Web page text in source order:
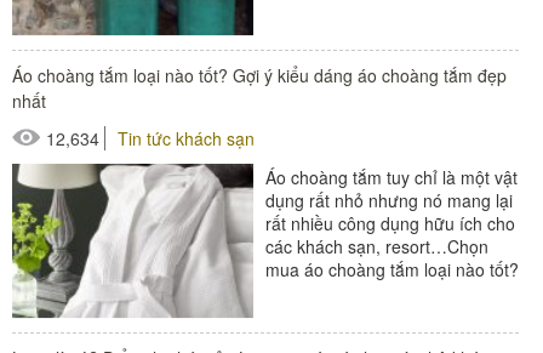
Áo choàng tắm loại nào tốt? Gợi ý kiểu dáng áo choàng tắm đẹp
nhất
12,634
Tin tức khách sạn
Áo choàng tắm tuy chỉ là một vật
dụng rất nhỏ nhưng nó mang lại
rất nhiều công dụng hữu ích cho
các khách sạn, resort…Chọn
mua áo choàng tắm loại nào tốt?
#áo choàng tắm